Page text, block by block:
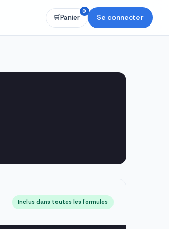
🛒Panier
0
Se connecter
Inclus dans toutes les formules